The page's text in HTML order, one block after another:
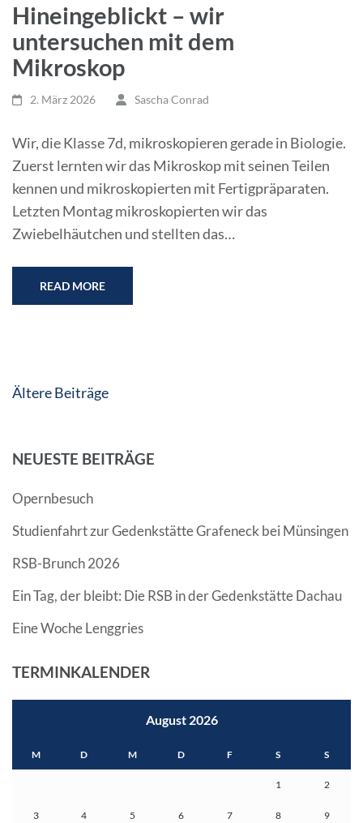
Hineingeblickt – wir
untersuchen mit dem
Mikroskop
2. März 2026 Sascha Conrad
Wir, die Klasse 7d, mikroskopieren gerade in Biologie.
Zuerst lernten wir das Mikroskop mit seinen Teilen
kennen und mikroskopierten mit Fertigpräparaten.
Letzten Montag mikroskopierten wir das
Zwiebelhäutchen und stellten das…
READ MORE
Beitragsnavigation
Ältere Beiträge
NEUESTE BEITRÄGE
Opernbesuch
Studienfahrt zur Gedenkstätte Grafeneck bei Münsingen
RSB-Brunch 2026
Ein Tag, der bleibt: Die RSB in der Gedenkstätte Dachau
Eine Woche Lenggries
TERMINKALENDER
August 2026
M D M D F S S
1 2
3 4 5 6 7 8 9